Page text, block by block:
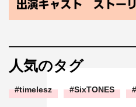
人気のタグ
timelesz SixTONES